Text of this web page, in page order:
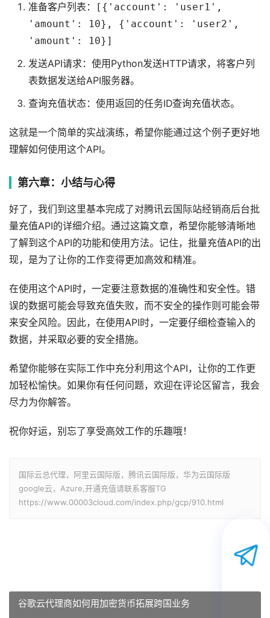
准备客户列表：
[{'account': 'user1',
'amount': 10}, {'account': 'user2',
'amount': 10}]
发送API请求：使用Python发送HTTP请求，将客户列
表数据发送给API服务器。
查询充值状态：使用返回的任务ID查询充值状态。
这就是一个简单的实战演练，希望你能通过这个例子更好地
理解如何使用这个API。
第六章：小结与心得
好了，我们到这里基本完成了对腾讯云国际站经销商后台批
量充值API的详细介绍。通过这篇文章，希望你能够清晰地
了解到这个API的功能和使用方法。记住，批量充值API的出
现，是为了让你的工作变得更加高效和精准。
在使用这个API时，一定要注意数据的准确性和安全性。错
误的数据可能会导致充值失败，而不安全的操作则可能会带
来安全风险。因此，在使用API时，一定要仔细检查输入的
数据，并采取必要的安全措施。
希望你能够在实际工作中充分利用这个API，让你的工作更
加轻松愉快。如果你有任何问题，欢迎在评论区留言，我会
尽力为你解答。
祝你好运，别忘了享受高效工作的乐趣哦！
国际云总代理，阿里云国际版，腾讯云国际版，华为云国际版
google云，Azure,开通充值请联系客服TG
https://www.00003cloud.com/index.php/gcp/910.html
谷歌云代理商如何用加密货币拓展跨国业务